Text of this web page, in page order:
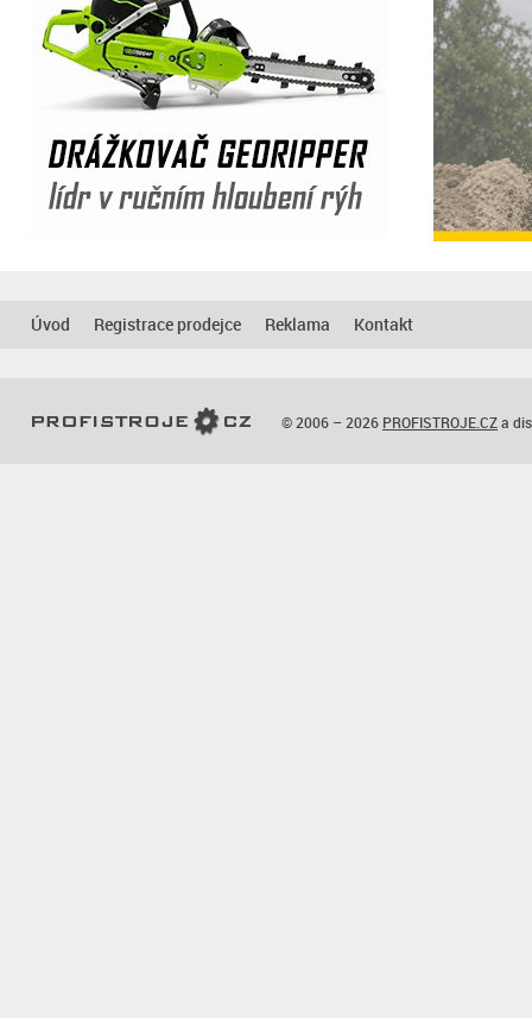
Úvod Registrace prodejce Reklama Kontakt
© 2006 – 2026 PROFISTROJE.CZa